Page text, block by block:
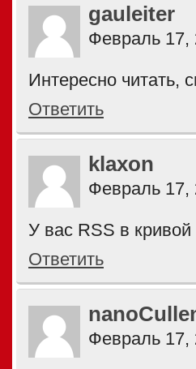
gauleiter
Февраль 17,
Интересно читать,
Ответить
klaxon
Февраль 17,
У вас RSS в кривой
Ответить
Февраль 17,